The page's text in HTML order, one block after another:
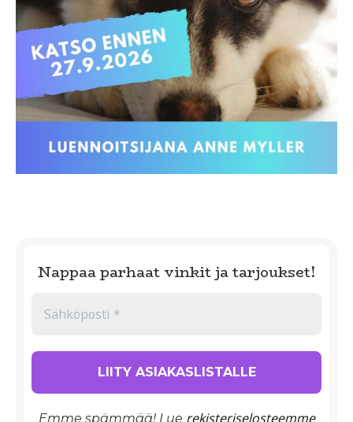
Nappaa parhaat vinkit ja tarjoukset!
Emme spämmää! Lue rekisteriselosteemme